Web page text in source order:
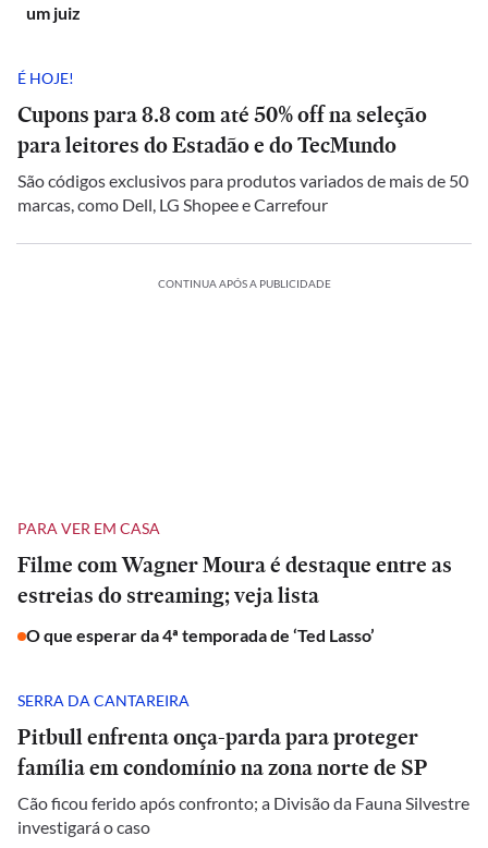
um juiz
É HOJE!
Cupons para 8.8 com até 50% off na seleção
para leitores do Estadão e do TecMundo
São códigos exclusivos para produtos variados de mais de 50
marcas, como Dell, LG Shopee e Carrefour
CONTINUA APÓS A PUBLICIDADE
PARA VER EM CASA
Filme com Wagner Moura é destaque entre as
estreias do streaming; veja lista
O que esperar da 4ª temporada de ‘Ted Lasso’
SERRA DA CANTAREIRA
Pitbull enfrenta onça-parda para proteger
família em condomínio na zona norte de SP
Cão ficou ferido após confronto; a Divisão da Fauna Silvestre
investigará o caso